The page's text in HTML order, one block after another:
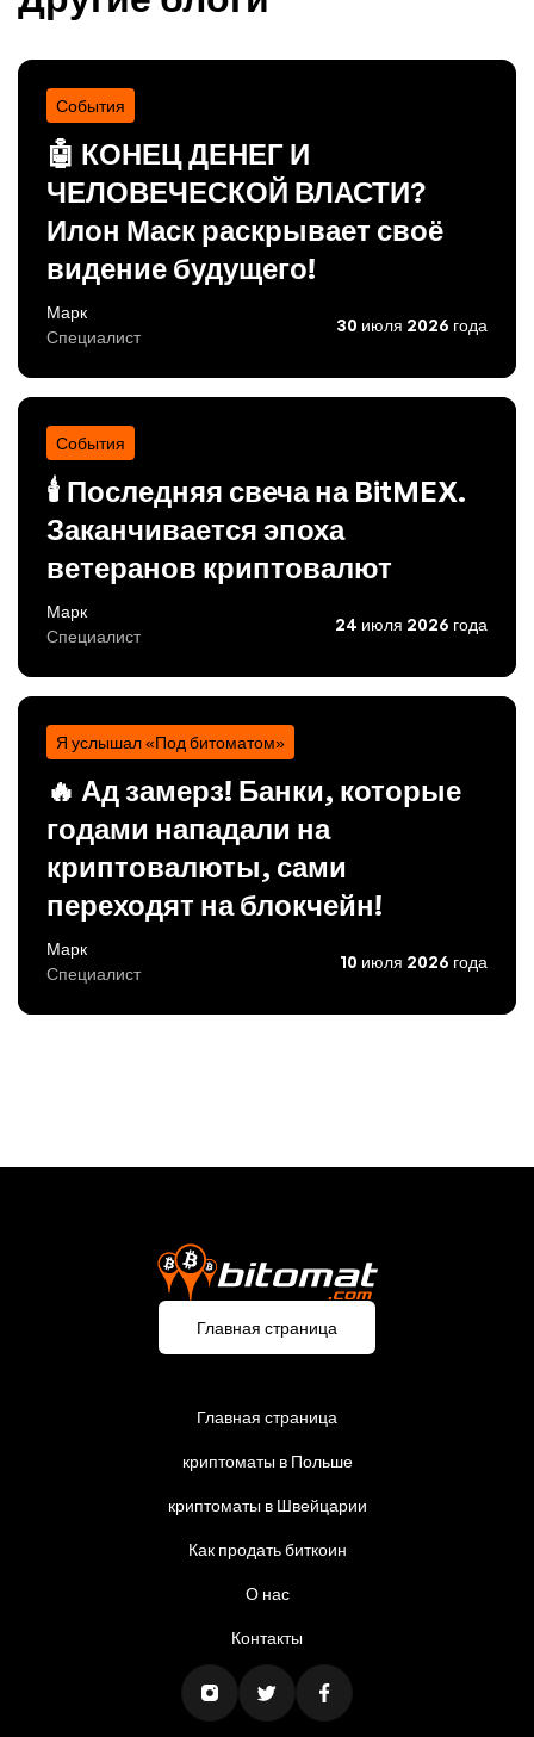
События
🤖 КОНЕЦ ДЕНЕГ И
ЧЕЛОВЕЧЕСКОЙ ВЛАСТИ?
Илон Маск раскрывает своё
видение будущего!
Марк
Специалист
30 июля 2026 года
События
🕯️ Последняя свеча на BitMEX.
Заканчивается эпоха
ветеранов криптовалют
Марк
Специалист
24 июля 2026 года
Я услышал «Под битоматом»
🔥 Ад замерз! Банки, которые
годами нападали на
криптовалюты, сами
переходят на блокчейн!
Марк
Специалист
10 июля 2026 года
Главная страница
Главная страница
криптоматы в Польше
криптоматы в Швейцарии
Как продать биткоин
О нас
Контакты